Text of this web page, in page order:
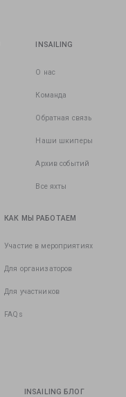
INSAILING
О нас
Команда
Обратная связь
Наши шкиперы
Архив событий
Все яхты
КАК МЫ РАБОТАЕМ
Участие в мероприятиях
Для организаторов
Для участников
FAQs
INSAILING БЛОГ